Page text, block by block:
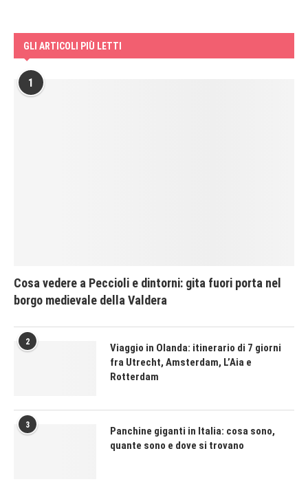
GLI ARTICOLI PIÙ LETTI
1
Cosa vedere a Peccioli e dintorni: gita fuori porta nel
borgo medievale della Valdera
2
Viaggio in Olanda: itinerario di 7 giorni
fra Utrecht, Amsterdam, L’Aia e
Rotterdam
3
Panchine giganti in Italia: cosa sono,
quante sono e dove si trovano